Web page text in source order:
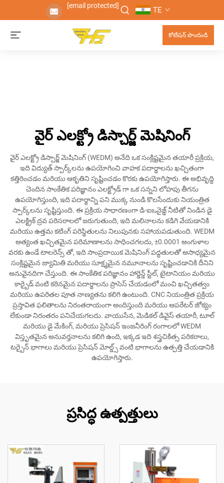
[email protected] TE
కోటేషన్ పొందండి
వైర్ ఎలక్ట్రో డిస్చార్జ్ మెషినింగ్
వైర్ ఎలక్ట్రో డిస్చార్జ్ మెషినింగ్ (WEDM) అనేది ఒక సంక్లిష్టమైన తయారీ ప్రక్రియ,
ఇది విద్యుత్ స్పార్క్‌లను ఉపయోగించి వాహక పదార్థాలను ఖచ్చితంగా
కత్తిరించడం మరియు ఆకృతిని సృష్టించడం కొరకు ఉపయోగిస్తారు. ఈ అభివృద్ధి
చెందిన సాంకేతిక పరిజ్ఞానం ఎలక్ట్రోడ్ గా ఒక సన్నని లోహపు తీగను
ఉపయోగిస్తుంది, ఇది పదార్థాన్ని పని ముక్క నుండి కొలసేందుకు నియంత్రిత
స్పార్క్‌లను సృష్టిస్తుంది. ఈ ప్రక్రియ సాధారణంగా డి-ఐఒనైజ్డ్ నీటితో నిండిన డై
ఎలక్ట్రిక్ ద్రవ పరిసరాలలో జరుగుతుంది, ఇది మలినాలను కడిగి వేయడానికి
మరియు ఉత్తమ కటింగ్ పరిస్థితులను నిలుపునకు సహాయపడుతుంది. WEDM
అత్యంత ఖచ్చితమైన పరిమాణాలను సాధించగలదు, ±0.0001 అంగుళాల
వరకు ఉండే టాలరెన్స్ తో, ఇది సాంప్రదాయిక మెషినింగ్ పద్ధతులతో అసాధ్యమైన
సంక్లిష్టమైన జ్యామితి మరియు సూక్ష్మమైన నమూనాలను సృష్టించడానికి దీనిని
అనువైనదిగా చేస్తుంది. ఈ సాంకేతిక పరిజ్ఞానం హార్డెన్డ్ స్టీల్, టైటానియం మరియు
కార్బైడ్ వంటి కఠినమైన పదార్థాలను ప్రాసెస్ చేయడంలో మంచి ఖచ్చితత్వం
మరియు ఉపరితల పూత నాణ్యతను కలిగి ఉంటుంది. CNC నియంత్రిత ప్రక్రియ
ప్రస్తావిత ఫలితాలను నిరంతరాయంగా అందిస్తుంది మరియు ఆపరేటర్ జోక్యం
లేకుండా నిరంతరం పనిచేయగలదు. వాయుసేన, మెడికల్ డివైస్ తయారీ, టూల్
మరియు డై మేకింగ్, మరియు ప్రెసిషన్ ఇంజనీరింగ్ రంగాలలో WEDM
విస్తృతమైన అనువర్తనాలను కలిగి ఉంది, ఇక్కడ ఇది శస్త్రచికిత్స పరికరాలు,
టర్బైన్ భాగాలు మరియు ప్రెసిషన్ మోల్డ్స్ వంటి భాగాలను ఉత్పత్తి చేయడానికి
ఉపయోగిస్తారు.
ప్రసిద్ధ ఉత్పత్తులు